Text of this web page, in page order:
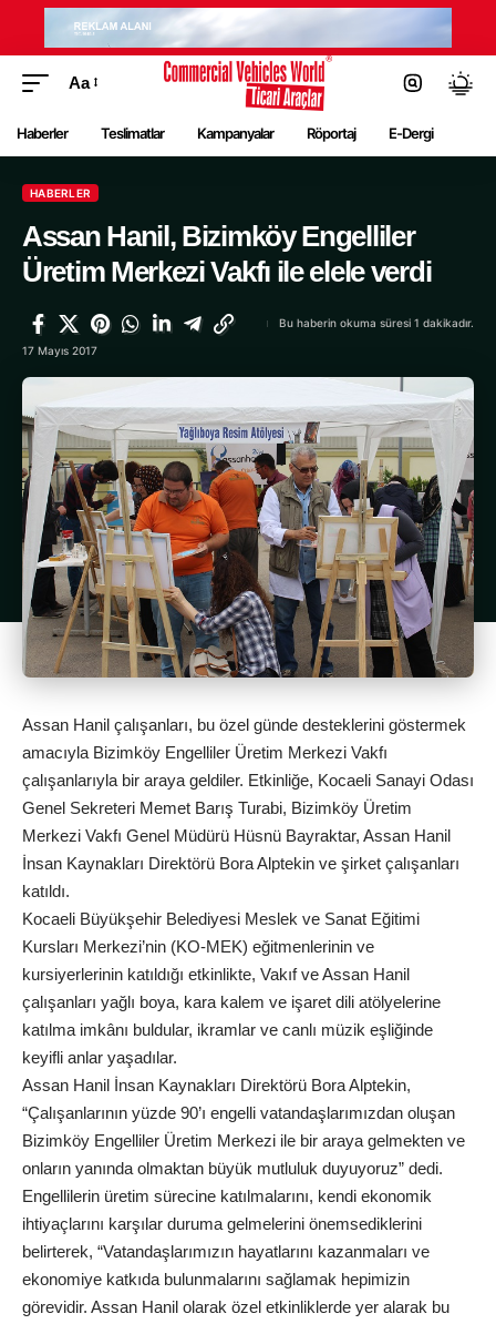
Aa
Haberler Teslimatlar Kampanyalar Röportaj E-Dergi
HABERLER
Assan Hanil, Bizimköy Engelliler
Üretim Merkezi Vakfı ile elele verdi
17 Mayıs 2017
Bu haberin okuma süresi 1 dakikadır.
Assan Hanil çalışanları, bu özel günde desteklerini göstermek
amacıyla Bizimköy Engelliler Üretim Merkezi Vakfı
çalışanlarıyla bir araya geldiler. Etkinliğe, Kocaeli Sanayi Odası
Genel Sekreteri Memet Barış Turabi, Bizimköy Üretim
Merkezi Vakfı Genel Müdürü Hüsnü Bayraktar, Assan Hanil
İnsan Kaynakları Direktörü Bora Alptekin ve şirket çalışanları
katıldı.
Kocaeli Büyükşehir Belediyesi Meslek ve Sanat Eğitimi
Kursları Merkezi’nin (KO-MEK) eğitmenlerinin ve
kursiyerlerinin katıldığı etkinlikte, Vakıf ve Assan Hanil
çalışanları yağlı boya, kara kalem ve işaret dili atölyelerine
katılma imkânı buldular, ikramlar ve canlı müzik eşliğinde
keyifli anlar yaşadılar.
Assan Hanil İnsan Kaynakları Direktörü Bora Alptekin,
“Çalışanlarının yüzde 90’ı engelli vatandaşlarımızdan oluşan
Bizimköy Engelliler Üretim Merkezi ile bir araya gelmekten ve
onların yanında olmaktan büyük mutluluk duyuyoruz” dedi.
Engellilerin üretim sürecine katılmalarını, kendi ekonomik
ihtiyaçlarını karşılar duruma gelmelerini önemsediklerini
belirterek, “Vatandaşlarımızın hayatlarını kazanmaları ve
ekonomiye katkıda bulunmalarını sağlamak hepimizin
görevidir. Assan Hanil olarak özel etkinliklerde yer alarak bu